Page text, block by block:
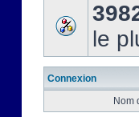
le
Connexion
Nom